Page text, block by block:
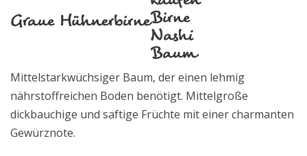
Graue Hühnerbirne
Mittelstarkwüchsiger Baum, der einen lehmig
nährstoffreichen Boden benötigt. Mittelgroße
dickbauchige und saftige Früchte mit einer charmanten
Gewürznote.